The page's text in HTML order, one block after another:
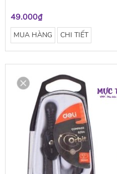
49.000₫
MUA HÀNG CHI TIẾT